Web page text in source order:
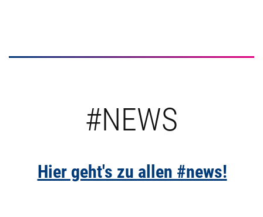
#NEWS
Hier geht's zu allen #news!